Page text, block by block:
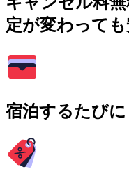
定が変わって
宿泊するたび